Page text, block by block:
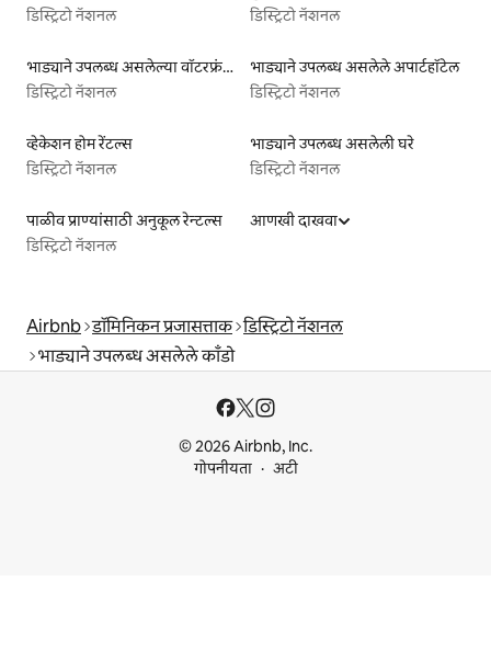
डिस्ट्रिटो नॅशनल
डिस्ट्रिटो नॅशनल
भाड्याने उपलब्ध असलेल्या वॉटरफ्रंट लिस्टिंग्ज
डिस्ट्रिटो नॅशनल
भाड्याने उपलब्ध असलेले अपार्टहॉटेल
डिस्ट्रिटो नॅशनल
व्हेकेशन होम रेंटल्स
डिस्ट्रिटो नॅशनल
भाड्याने उपलब्ध असलेली घरे
डिस्ट्रिटो नॅशनल
पाळीव प्राण्यांसाठी अनुकूल रेन्टल्स
डिस्ट्रिटो नॅशनल
आणखी दाखवा
Airbnb डॉमिनिकन प्रजासत्ताक डिस्ट्रिटो नॅशनल
भाड्याने उपलब्ध असलेले काँडो
© 2026 Airbnb, Inc.
गोपनीयता
अटी